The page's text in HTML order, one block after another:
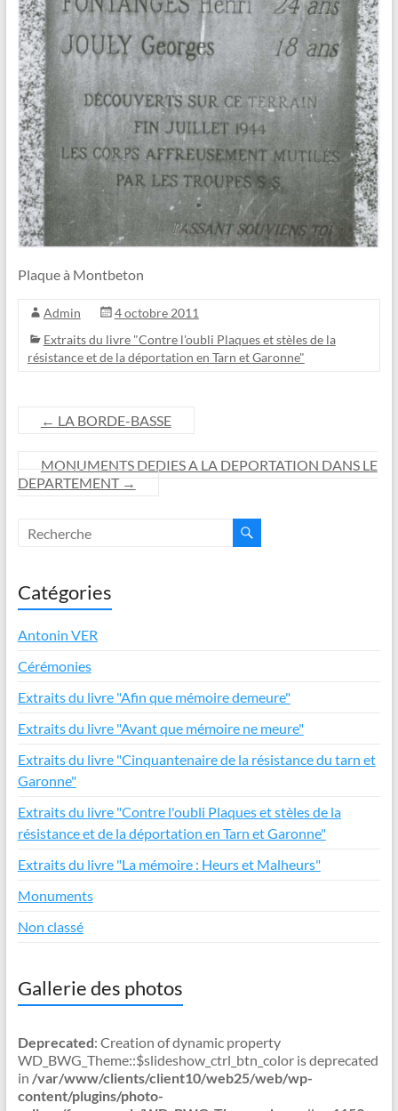
Plaque à Montbeton
Admin
4 octobre 2011
Extraits du livre "Contre l'oubli Plaques et stèles de la
résistance et de la déportation en Tarn et Garonne"
← LA BORDE-BASSE
MONUMENTS DEDIES A LA DEPORTATION DANS LE
DEPARTEMENT →
Catégories
Antonin VER
Cérémonies
Extraits du livre "Afin que mémoire demeure"
Extraits du livre "Avant que mémoire ne meure"
Extraits du livre "Cinquantenaire de la résistance du tarn et
Garonne"
Extraits du livre "Contre l'oubli Plaques et stèles de la
résistance et de la déportation en Tarn et Garonne"
Extraits du livre "La mémoire : Heurs et Malheurs"
Monuments
Non classé
Gallerie des photos
Deprecated: Creation of dynamic property
WD_BWG_Theme::$slideshow_ctrl_btn_color is deprecated
in /var/www/clients/client10/web25/web/wp-
content/plugins/photo-